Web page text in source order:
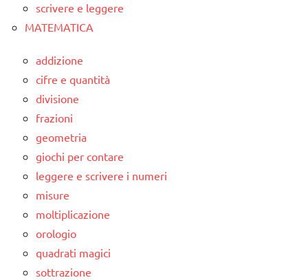
scrivere e leggere
MATEMATICA
addizione
cifre e quantità
divisione
frazioni
geometria
giochi per contare
leggere e scrivere i numeri
misure
moltiplicazione
orologio
quadrati magici
sottrazione